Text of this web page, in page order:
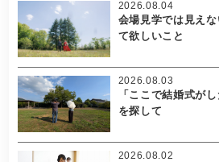
会場見学では見え
て欲しいこと
2026.08.04
「ここで結婚式が
を探して
2026.08.03
2026.08.02